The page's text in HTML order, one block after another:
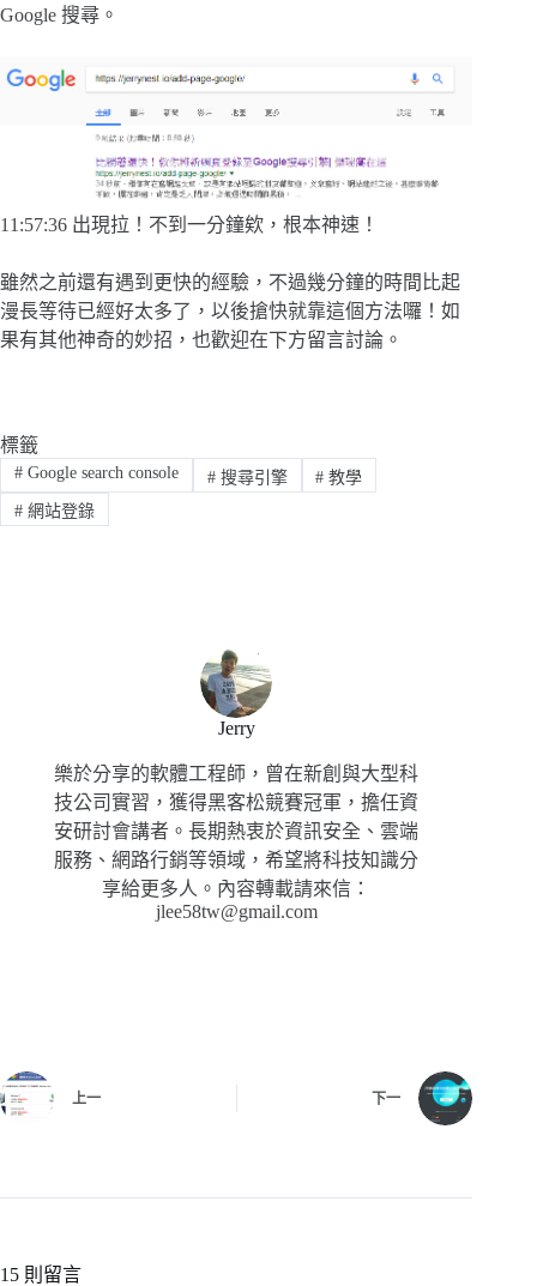
Google 搜尋。
11:57:36 出現拉！不到一分鐘欸，根本神速！
雖然之前還有遇到更快的經驗，不過幾分鐘的時間比起
漫長等待已經好太多了，以後搶快就靠這個方法囉！如
果有其他神奇的妙招，也歡迎在下方留言討論。
標籤
#Google search console #搜尋引擎 # 教學
#網站登錄
Jerry
樂於分享的軟體工程師，曾在新創與大型科
技公司實習，獲得黑客松競賽冠軍，擔任資
安研討會講者。長期熱衷於資訊安全、雲端
服務、網路行銷等領域，希望將科技知識分
享給更多人。內容轉載請來信：
jlee58tw@gmail.com
上一 下一
15 則留言